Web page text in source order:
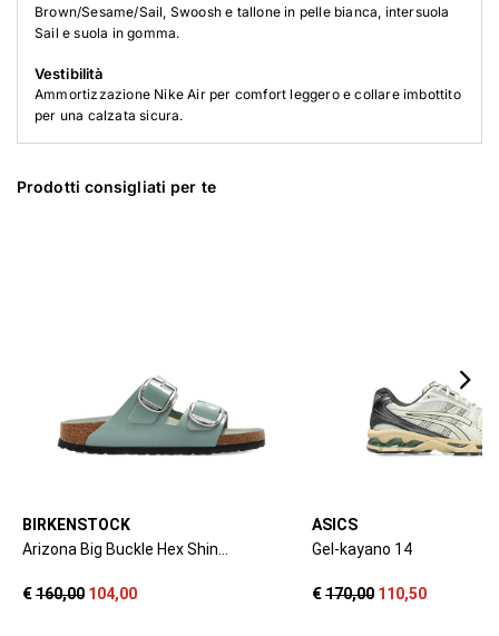
Brown/Sesame/Sail, Swoosh e tallone in pelle bianca, intersuola
Sail e suola in gomma.
Vestibilità
Ammortizzazione Nike Air per comfort leggero e collare imbottito
per una calzata sicura.
Prodotti consigliati per te